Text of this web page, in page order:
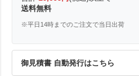
送料無料
※平日14時までのご注文で当日出荷
御見積書 自動発行はこちら